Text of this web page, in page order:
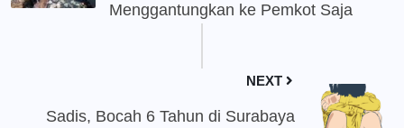
Menggantungkan ke Pemkot Saja
NEXT
Sadis, Bocah 6 Tahun di Surabaya